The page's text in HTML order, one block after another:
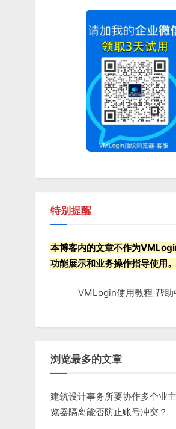
特别提醒
本博客内的文章不作为
功能展示和业务操作指导使用。
VMLogin使用教程|帮助
浏览最多的文章
建筑设计事务所要协作多个业
览器隔离能否防止账号冲突？